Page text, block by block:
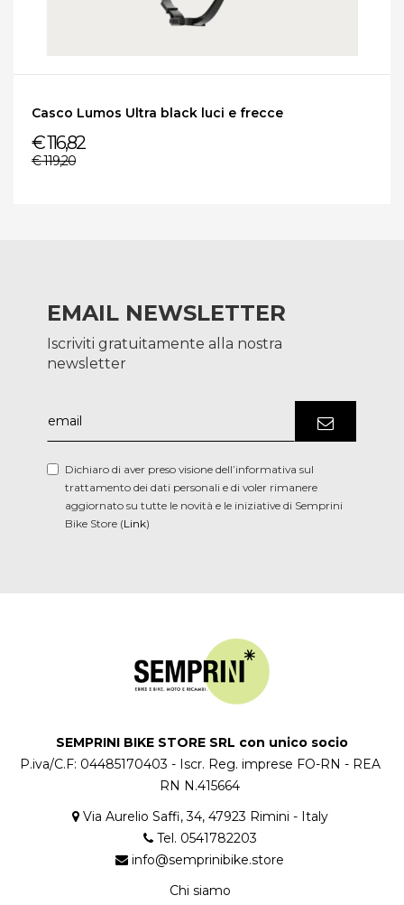
Casco Lumos Ultra black luci e frecce
€ 116,82
€ 119,20
EMAIL NEWSLETTER
Iscriviti gratuitamente alla nostra
newsletter
Dichiaro di aver preso visione dell’informativa sul
trattamento dei dati personali e di voler rimanere
aggiornato su tutte le novità e le iniziative di Semprini
Bike Store (Link)
SEMPRINI BIKE STORE SRL con unico socio
P.iva/C.F: 04485170403 - Iscr. Reg. imprese FO-RN - REA
RN N.415664
Via Aurelio Saffi, 34, 47923 Rimini - Italy
Tel. 0541782203
info@semprinibike.store
Chi siamo